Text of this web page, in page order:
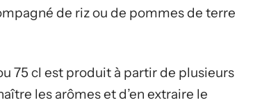
de riz ou de pommes de terre
75 cl est produit à partir de plusieurs
les arômes et d’en extraire le